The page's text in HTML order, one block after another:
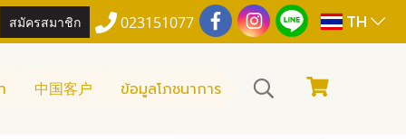
สมัครสมาชิก 023151077 TH
中国客户 ข้อมูลโภชนาการ